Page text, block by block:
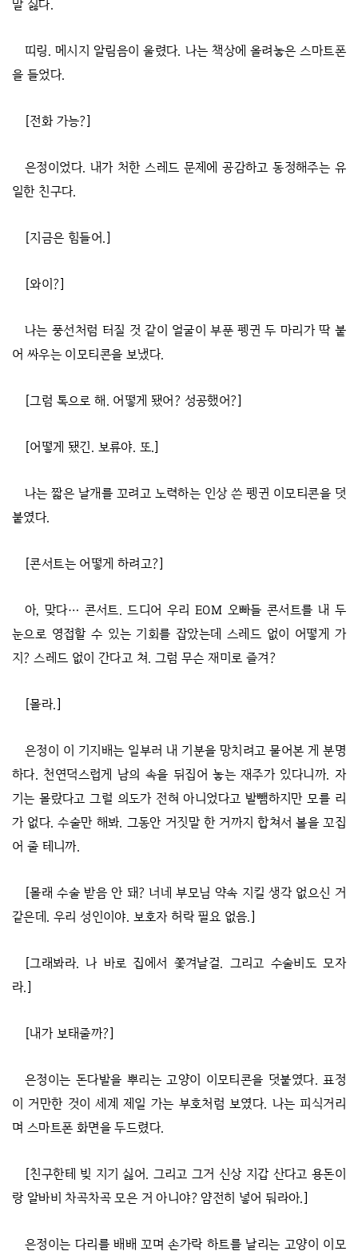
말 싫다.
띠링. 메시지 알림음이 울렸다. 나는 책상에 올려놓은 스마트폰
을 들었다.
[전화 가능?]
은정이었다. 내가 처한 스레드 문제에 공감하고 동정해주는 유
일한 친구다.
[지금은 힘들어.]
[와이?]
나는 풍선처럼 터질 것 같이 얼굴이 부푼 펭귄 두 마리가 딱 붙
어 싸우는 이모티콘을 보냈다.
[그럼 톡으로 해. 어떻게 됐어? 성공했어?]
[어떻게 됐긴. 보류야. 또.]
나는 짧은 날개를 꼬려고 노력하는 인상 쓴 펭귄 이모티콘을 덧
붙였다.
[콘서트는 어떻게 하려고?]
아, 맞다… 콘서트. 드디어 우리 EOM 오빠들 콘서트를 내 두
눈으로 영접할 수 있는 기회를 잡았는데 스레드 없이 어떻게 가
지? 스레드 없이 간다고 쳐. 그럼 무슨 재미로 즐겨?
[몰라.]
은정이 이 기지배는 일부러 내 기분을 망치려고 물어본 게 분명
하다. 천연덕스럽게 남의 속을 뒤집어 놓는 재주가 있다니까. 자
기는 몰랐다고 그럴 의도가 전혀 아니었다고 발뺌하지만 모를 리
가 없다. 수술만 해봐. 그동안 거짓말 한 거까지 합쳐서 볼을 꼬집
어 줄 테니까.
[몰래 수술 받음 안 돼? 너네 부모님 약속 지킬 생각 없으신 거
같은데. 우리 성인이야. 보호자 허락 필요 없음.]
[그래봐라. 나 바로 집에서 쫓겨날걸. 그리고 수술비도 모자
라.]
[내가 보태줄까?]
은정이는 돈다발을 뿌리는 고양이 이모티콘을 덧붙였다. 표정
이 거만한 것이 세계 제일 가는 부호처럼 보였다. 나는 피식거리
며 스마트폰 화면을 두드렸다.
[친구한테 빚 지기 싫어. 그리고 그거 신상 지갑 산다고 용돈이
랑 알바비 차곡차곡 모은 거 아니야? 얌전히 넣어 둬라아.]
은정이는 다리를 배배 꼬며 손가락 하트를 날리는 고양이 이모